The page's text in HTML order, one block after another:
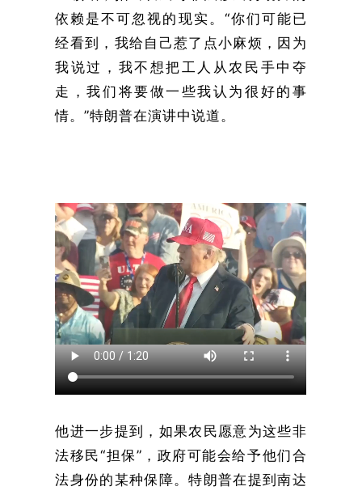
依赖是不可忽视的现实。“你们可能已
经看到，我给自己惹了点小麻烦，因为
我说过，我不想把工人从农民手中夺
走，我们将要做一些我认为很好的事
情。”特朗普在演讲中说道。
他进一步提到，如果农民愿意为这些非
法移民“担保”，政府可能会给予他们合
法身份的某种保障。特朗普在提到南达